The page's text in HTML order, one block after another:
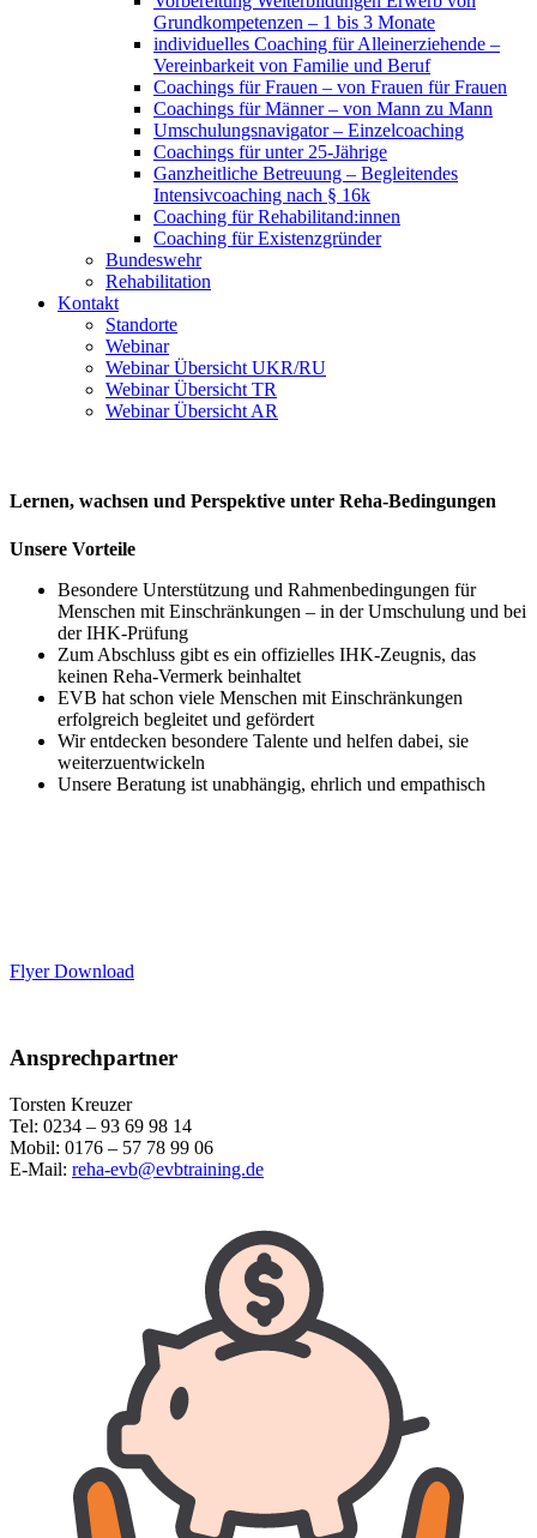
Grundkompetenzen – 1 bis 3 Monate
individuelles Coaching für Alleinerziehende –
Vereinbarkeit von Familie und Beruf
Coachings für Frauen – von Frauen für Frauen
Coachings für Männer – von Mann zu Mann
Umschulungsnavigator – Einzelcoaching
Coachings für unter 25-Jährige
Ganzheitliche Betreuung – Begleitendes
Intensivcoaching nach § 16k
Coaching für Rehabilitand:innen
Coaching für Existenzgründer
Bundeswehr
Rehabilitation
Kontakt
Standorte
Webinar
Webinar Übersicht UKR/RU
Webinar Übersicht TR
Webinar Übersicht AR
Lernen, wachsen und Perspektive unter Reha-Bedingungen
Unsere Vorteile
Besondere Unterstützung und Rahmenbedingungen für
Menschen mit Einschränkungen – in der Umschulung und bei
der IHK-Prüfung
Zum Abschluss gibt es ein offizielles IHK-Zeugnis, das
keinen Reha-Vermerk beinhaltet
EVB hat schon viele Menschen mit Einschränkungen
erfolgreich begleitet und gefördert
Wir entdecken besondere Talente und helfen dabei, sie
weiterzuentwickeln
Unsere Beratung ist unabhängig, ehrlich und empathisch
Flyer Download
Ansprechpartner
Torsten Kreuzer
Tel: 0234 – 93 69 98 14
Mobil: 0176 – 57 78 99 06
E-Mail: reha-evb@evbtraining.de